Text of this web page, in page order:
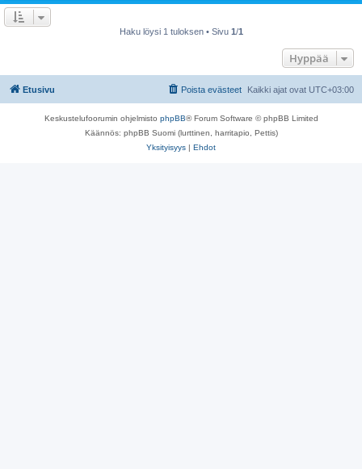
Haku löysi 1 tuloksen • Sivu 1/1
Hyppää
Etusivu Kaikki ajat ovat UTC+03:00
Poista evästeet
Keskustelufoorumin ohjelmisto phpBB® Forum Software © phpBB Limited
Käännös: phpBB Suomi (lurttinen, harritapio, Pettis)
Yksityisyys | Ehdot